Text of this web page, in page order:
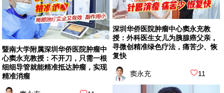
深圳华侨医院肿瘤中心窦永充教
授：外科医生女儿为胰腺癌父亲，
寻微创精准绿色疗法，痛苦少、恢
复快
窦永充 11
暨南大学附属深圳华侨医院肿瘤中
心窦永充教授：不开刀，只需一根
细细导管就能精准抵达肿瘤，实现
精准消瘤